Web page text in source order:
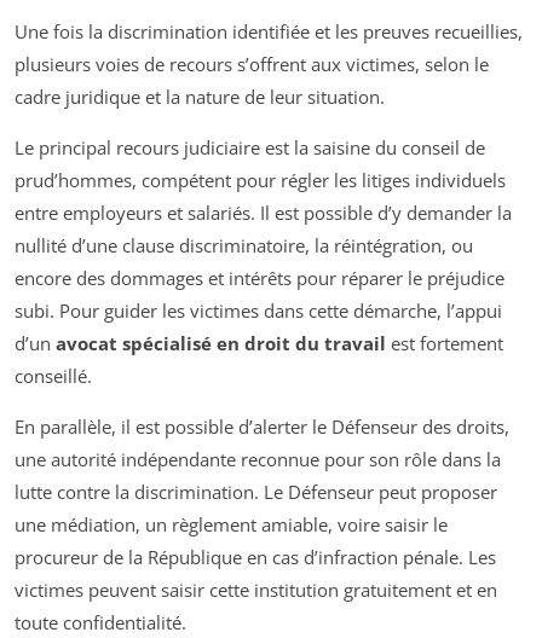
Une fois la discrimination identifiée et les preuves recueillies,
plusieurs voies de recours s’offrent aux victimes, selon le
cadre juridique et la nature de leur situation.
Le principal recours judiciaire est la saisine du conseil de
prud’hommes, compétent pour régler les litiges individuels
entre employeurs et salariés. Il est possible d’y demander la
nullité d’une clause discriminatoire, la réintégration, ou
encore des dommages et intérêts pour réparer le préjudice
subi. Pour guider les victimes dans cette démarche, l’appui
d’un avocat spécialisé en droit du travail est fortement
conseillé.
En parallèle, il est possible d’alerter le Défenseur des droits,
une autorité indépendante reconnue pour son rôle dans la
lutte contre la discrimination. Le Défenseur peut proposer
une médiation, un règlement amiable, voire saisir le
procureur de la République en cas d’infraction pénale. Les
victimes peuvent saisir cette institution gratuitement et en
toute confidentialité.